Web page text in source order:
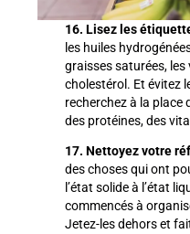
16. Lisez les
les huiles
graisses saturées, les
cholestérol. Et évitez
recherchez à la place
des protéines, des
17. Nettoyez votre
des choses qui ont
l’état solide à l’état
commencés à
Jetez-les dehors et